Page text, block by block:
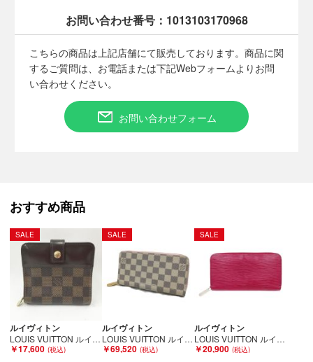
小銭入れの中は汚れ、擦れによる捲れ、カビ臭がございます。
ファスナートップの金具が剥げています。
商品画像に関しては出来る限り忠実に表示出来るよう努めており
ますが、実際の商品と比較し色味に若干の誤差が生じる場合があ
りますこと予めご了承ください。
店頭との併売商品のため、記載に無い細かなキズ、汚れが見受け
られるなど多少商品状態が変化する場合がございます。
ョップと併売を行なっておりますが、タイミングによりシステム
の反映が間に合わず欠品となってしまう場合がございます。
売切れの場合は、ご購入をキャンセルさせていただく場合がござ
います。】
■状態等は画像をご確認・ご参照下さい。
こちらの商品はお客様から買取させていただいた商品であり、
人の手を経た商品です。
お問い合わせ番号： 1013103170968
こちらの商品は上記店舗にて販売しております。商品に関
するご質問は、お電話または下記Webフォームよりお問
い合わせください。
お問い合わせフォーム
おすすめ商品
SALE
ルイヴィトン
LOUIS VUITTON ルイヴィトン コンパクト・ジップ N61668 ブラウン Cランク
￥17,600
SALE
ルイヴィトン
LOUIS VUITTON ルイヴィトン ジッピーウォレット ダミエ・アズール ローズ・バレリーヌ N63503 ホワイト Aランク
￥69,520
SALE
ルイヴィトン
LOUIS VUITTON ルイヴィトン エピ ジッピー ウオレット フューシャ 長財布 M60305 ピンク Cランク
￥20,900